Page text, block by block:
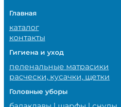
Главная
каталог
контакты
Гигиена и уход
пеленальные матрасики
расчески, кусачки, щетки
Головные уборы